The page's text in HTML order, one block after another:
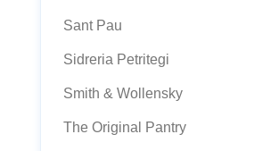
Sant Pau
Sidreria Petritegi
Smith & Wollensky
The Original Pantry